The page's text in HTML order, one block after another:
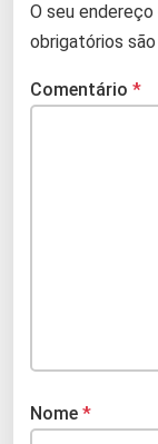
O seu
obrigatórios
Comentário *
Nome *